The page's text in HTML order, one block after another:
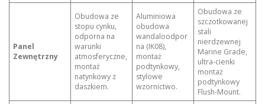
Panel
Zewnętrzny
Obudowa ze
stopu cynku,
odporna na
warunki
atmosferyczne,
montaż
natynkowy z
daszkiem.
Aluminiowa
obudowa
wandaloodpor
na (IK08),
montaż
podtynkowy,
stylowe
wzornictwo.
Obudowa ze
szczotkowanej
stali
nierdzewnej
Marine Grade,
ultra-cienki
montaż
podtynkowy
Flush-Mount.